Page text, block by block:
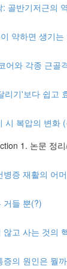
: 골반기저근의
약하면 생기
어와 각종 근골
리기'보다 쉽고
시 복압의 변화
1. 논문 정
병증 재활의 어
거들 뿐(?)
않고 사는 것의
증의 원인은 뭘